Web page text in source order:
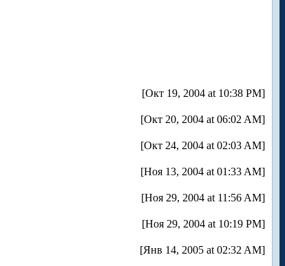
[Окт 19, 2004 at 10:38 PM]
[Окт 20, 2004 at 06:02 AM]
[Окт 24, 2004 at 02:03 AM]
[Ноя 13, 2004 at 01:33 AM]
[Ноя 29, 2004 at 11:56 AM]
[Ноя 29, 2004 at 10:19 PM]
[Янв 14, 2005 at 02:32 AM]